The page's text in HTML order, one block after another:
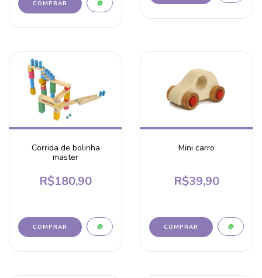
Corrida de bolinha
master
R$180,90
Mini carro
R$39,90